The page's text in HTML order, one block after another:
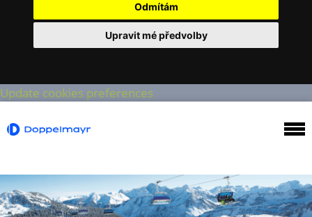
Odmítám
Upravit mé předvolby
Update cookies preferences